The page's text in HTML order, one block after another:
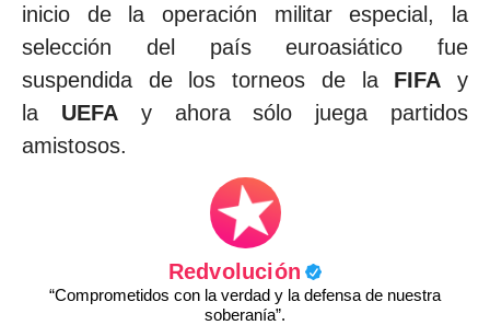
inicio de la operación militar especial, la
selección del país euroasiático fue
suspendida de los torneos de la FIFA y
la UEFAy ahora sólo juega partidos
amistosos.
Redvolución
“Comprometidos con la verdad y la defensa de nuestra
soberanía”.